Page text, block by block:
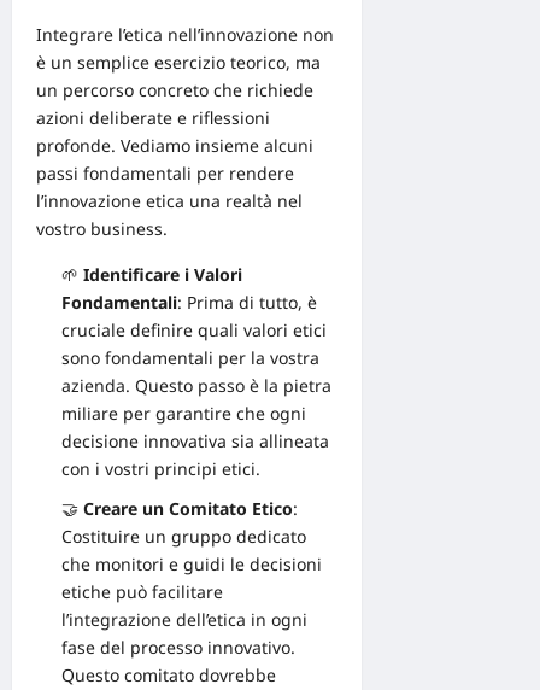
Integrare l’etica nell’innovazione non
è un semplice esercizio teorico, ma
un percorso concreto che richiede
azioni deliberate e riflessioni
profonde. Vediamo insieme alcuni
passi fondamentali per rendere
l’innovazione etica una realtà nel
vostro business.
🌱 Identificare i Valori
Fondamentali: Prima di tutto, è
cruciale definire quali valori etici
sono fondamentali per la vostra
azienda. Questo passo è la pietra
miliare per garantire che ogni
decisione innovativa sia allineata
con i vostri principi etici.
🤝 Creare un Comitato Etico:
Costituire un gruppo dedicato
che monitori e guidi le decisioni
etiche può facilitare
l’integrazione dell’etica in ogni
fase del processo innovativo.
Questo comitato dovrebbe